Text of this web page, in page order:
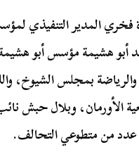
فخري المدير التنفيذي
أبو هشيمة مؤسس أبو
بمجلس الشيوخ،
الأورمان، وبلال حبش
من متطوعي التحالف.